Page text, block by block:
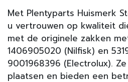
Met Plentyparts Huismerk
u vertrouwen op kwaliteit
met de originele zakken
1406905020 (Nilfisk) en
9001968396 (Electrolux).
plaatsen en bieden een